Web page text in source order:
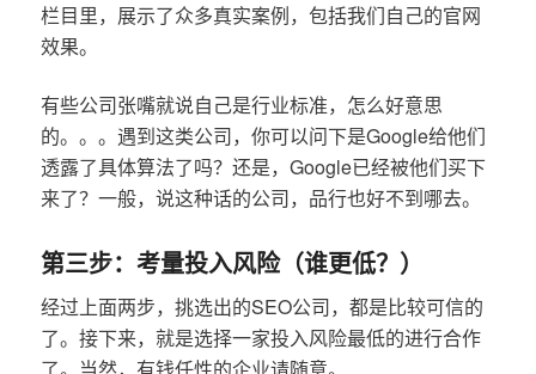
栏目里，展示了众多真实案例，包括我们自己的官网
效果。
有些公司张嘴就说自己是行业标准，怎么好意思
的。。。遇到这类公司，你可以问下是Google给他们
透露了具体算法了吗？还是，Google已经被他们买下
来了？一般，说这种话的公司，品行也好不到哪去。
第三步：考量投入风险（谁更低？）
经过上面两步，挑选出的SEO公司，都是比较可信的
了。接下来，就是选择一家投入风险最低的进行合作